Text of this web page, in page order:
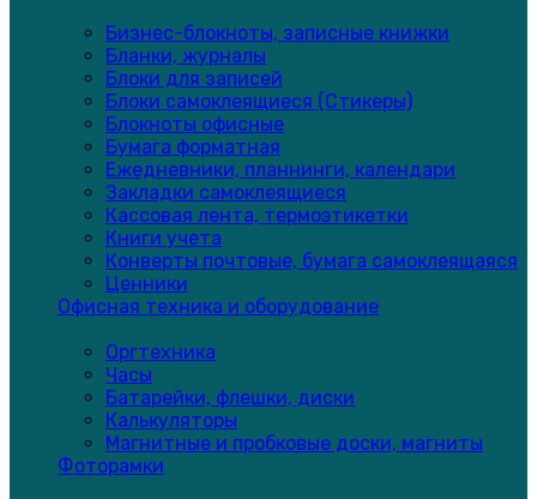
Бизнес-блокноты, записные книжки
Бланки, журналы
Блоки для записей
Блоки самоклеящиеся (Стикеры)
Блокноты офисные
Бумага форматная
Ежедневники, планнинги, календари
Закладки самоклеящиеся
Кассовая лента, термоэтикетки
Книги учета
Конверты почтовые, бумага самоклеящаяся
Ценники
Офисная техника и оборудование
Оргтехника
Часы
Батарейки, флешки, диски
Калькуляторы
Магнитные и пробковые доски, магниты
Фоторамки